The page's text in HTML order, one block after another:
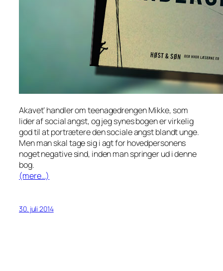
Akavet’ handler om teenagedrengen Mikke, som
lider af social angst, og jeg synes bogen er virkelig
god til at portrætere den sociale angst blandt unge.
Men man skal tage sig i agt for hovedpersonens
noget negative sind, inden man springer ud i denne
bog.
(mere…)
30. juli 2014